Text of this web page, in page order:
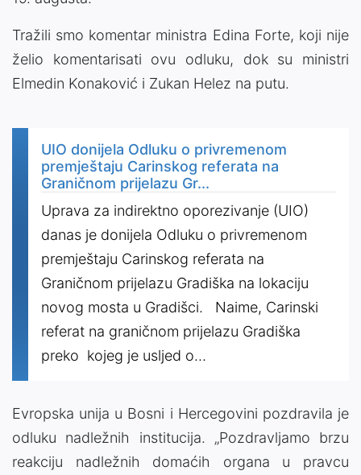
Tražili smo komentar ministra Edina Forte, koji nije
želio komentarisati ovu odluku, dok su ministri
Elmedin Konaković i Zukan Helez na putu.
UIO donijela Odluku o privremenom
premještaju Carinskog referata na
Graničnom prijelazu Gr...
Uprava za indirektno oporezivanje (UIO)
danas je donijela Odluku o privremenom
premještaju Carinskog referata na
Graničnom prijelazu Gradiška na lokaciju
novog mosta u Gradišci. Naime, Carinski
referat na graničnom prijelazu Gradiška
preko kojeg je usljed o...
Evropska unija u Bosni i Hercegovini pozdravila je
odluku nadležnih institucija. „Pozdravljamo brzu
reakciju nadležnih domaćih organa u pravcu